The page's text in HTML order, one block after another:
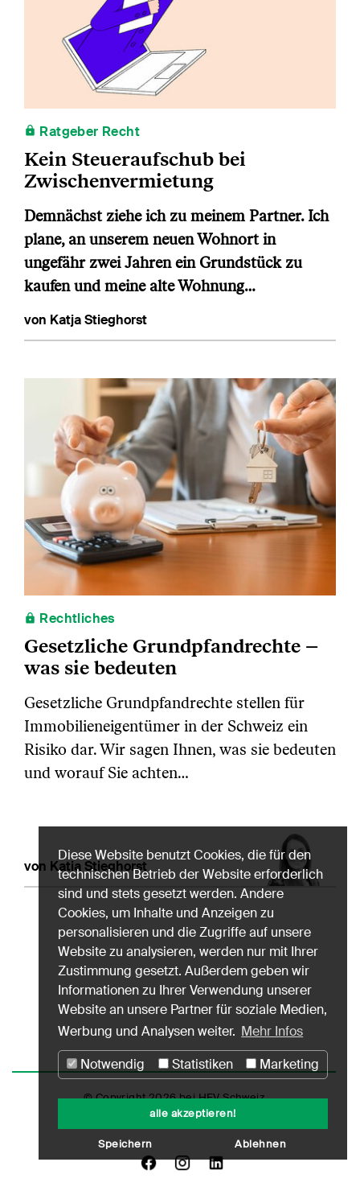
Ratgeber Recht
Kein Steueraufschub bei
Zwischenvermietung
Demnächst ziehe ich zu meinem Partner. Ich
plane, an unserem neuen Wohnort in
ungefähr zwei Jahren ein Grundstück zu
kaufen und meine alte Wohnung…
von Katja Stieghorst
Rechtliches
Gesetzliche Grundpfandrechte –
was sie bedeuten
Gesetzliche Grundpfandrechte stellen für
Immobilieneigentümer in der Schweiz ein
Risiko dar. Wir sagen Ihnen, was sie bedeuten
und worauf Sie achten…
von Katja Stieghorst
© Copyright 2026 bei HEV Schweiz
Datenschutz Nutzungshinweise
Diese Website benutzt Cookies, die für den
technischen Betrieb der Website erforderlich
sind und stets gesetzt werden. Andere
Cookies, um Inhalte und Anzeigen zu
personalisieren und die Zugriffe auf unsere
Website zu analysieren, werden nur mit Ihrer
Zustimmung gesetzt. Außerdem geben wir
Informationen zu Ihrer Verwendung unserer
Website an unsere Partner für soziale Medien,
Werbung und Analysen weiter. Mehr Infos
Notwendig
Statistiken Marketing
alle akzeptieren!
Speichern Ablehnen